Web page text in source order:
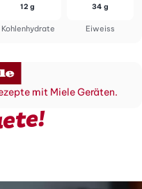
Kohlenhydrate
12 g
Eiweiss
34 g
mit Miele Geräten.